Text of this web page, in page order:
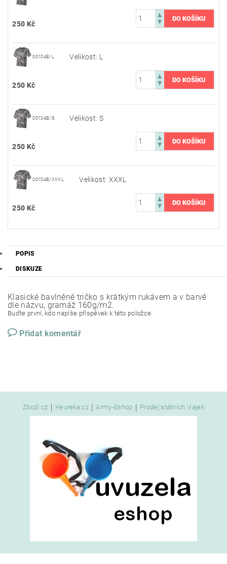
250 Kč
00104B/L Velikost: L
250 Kč
00104B/S Velikost: S
250 Kč
00104B/XXXL Velikost: XXXL
250 Kč
POPIS
DISKUZE
Klasické bavlněné tričko s krátkým rukávem a v barvě
dle názvu, gramáž 160g/m2.
Buďte první, kdo napíše příspěvek k této položce.
Přidat komentář
Zboží.cz | Heureka.cz | Army-Eshop | Prodej státních vlajek